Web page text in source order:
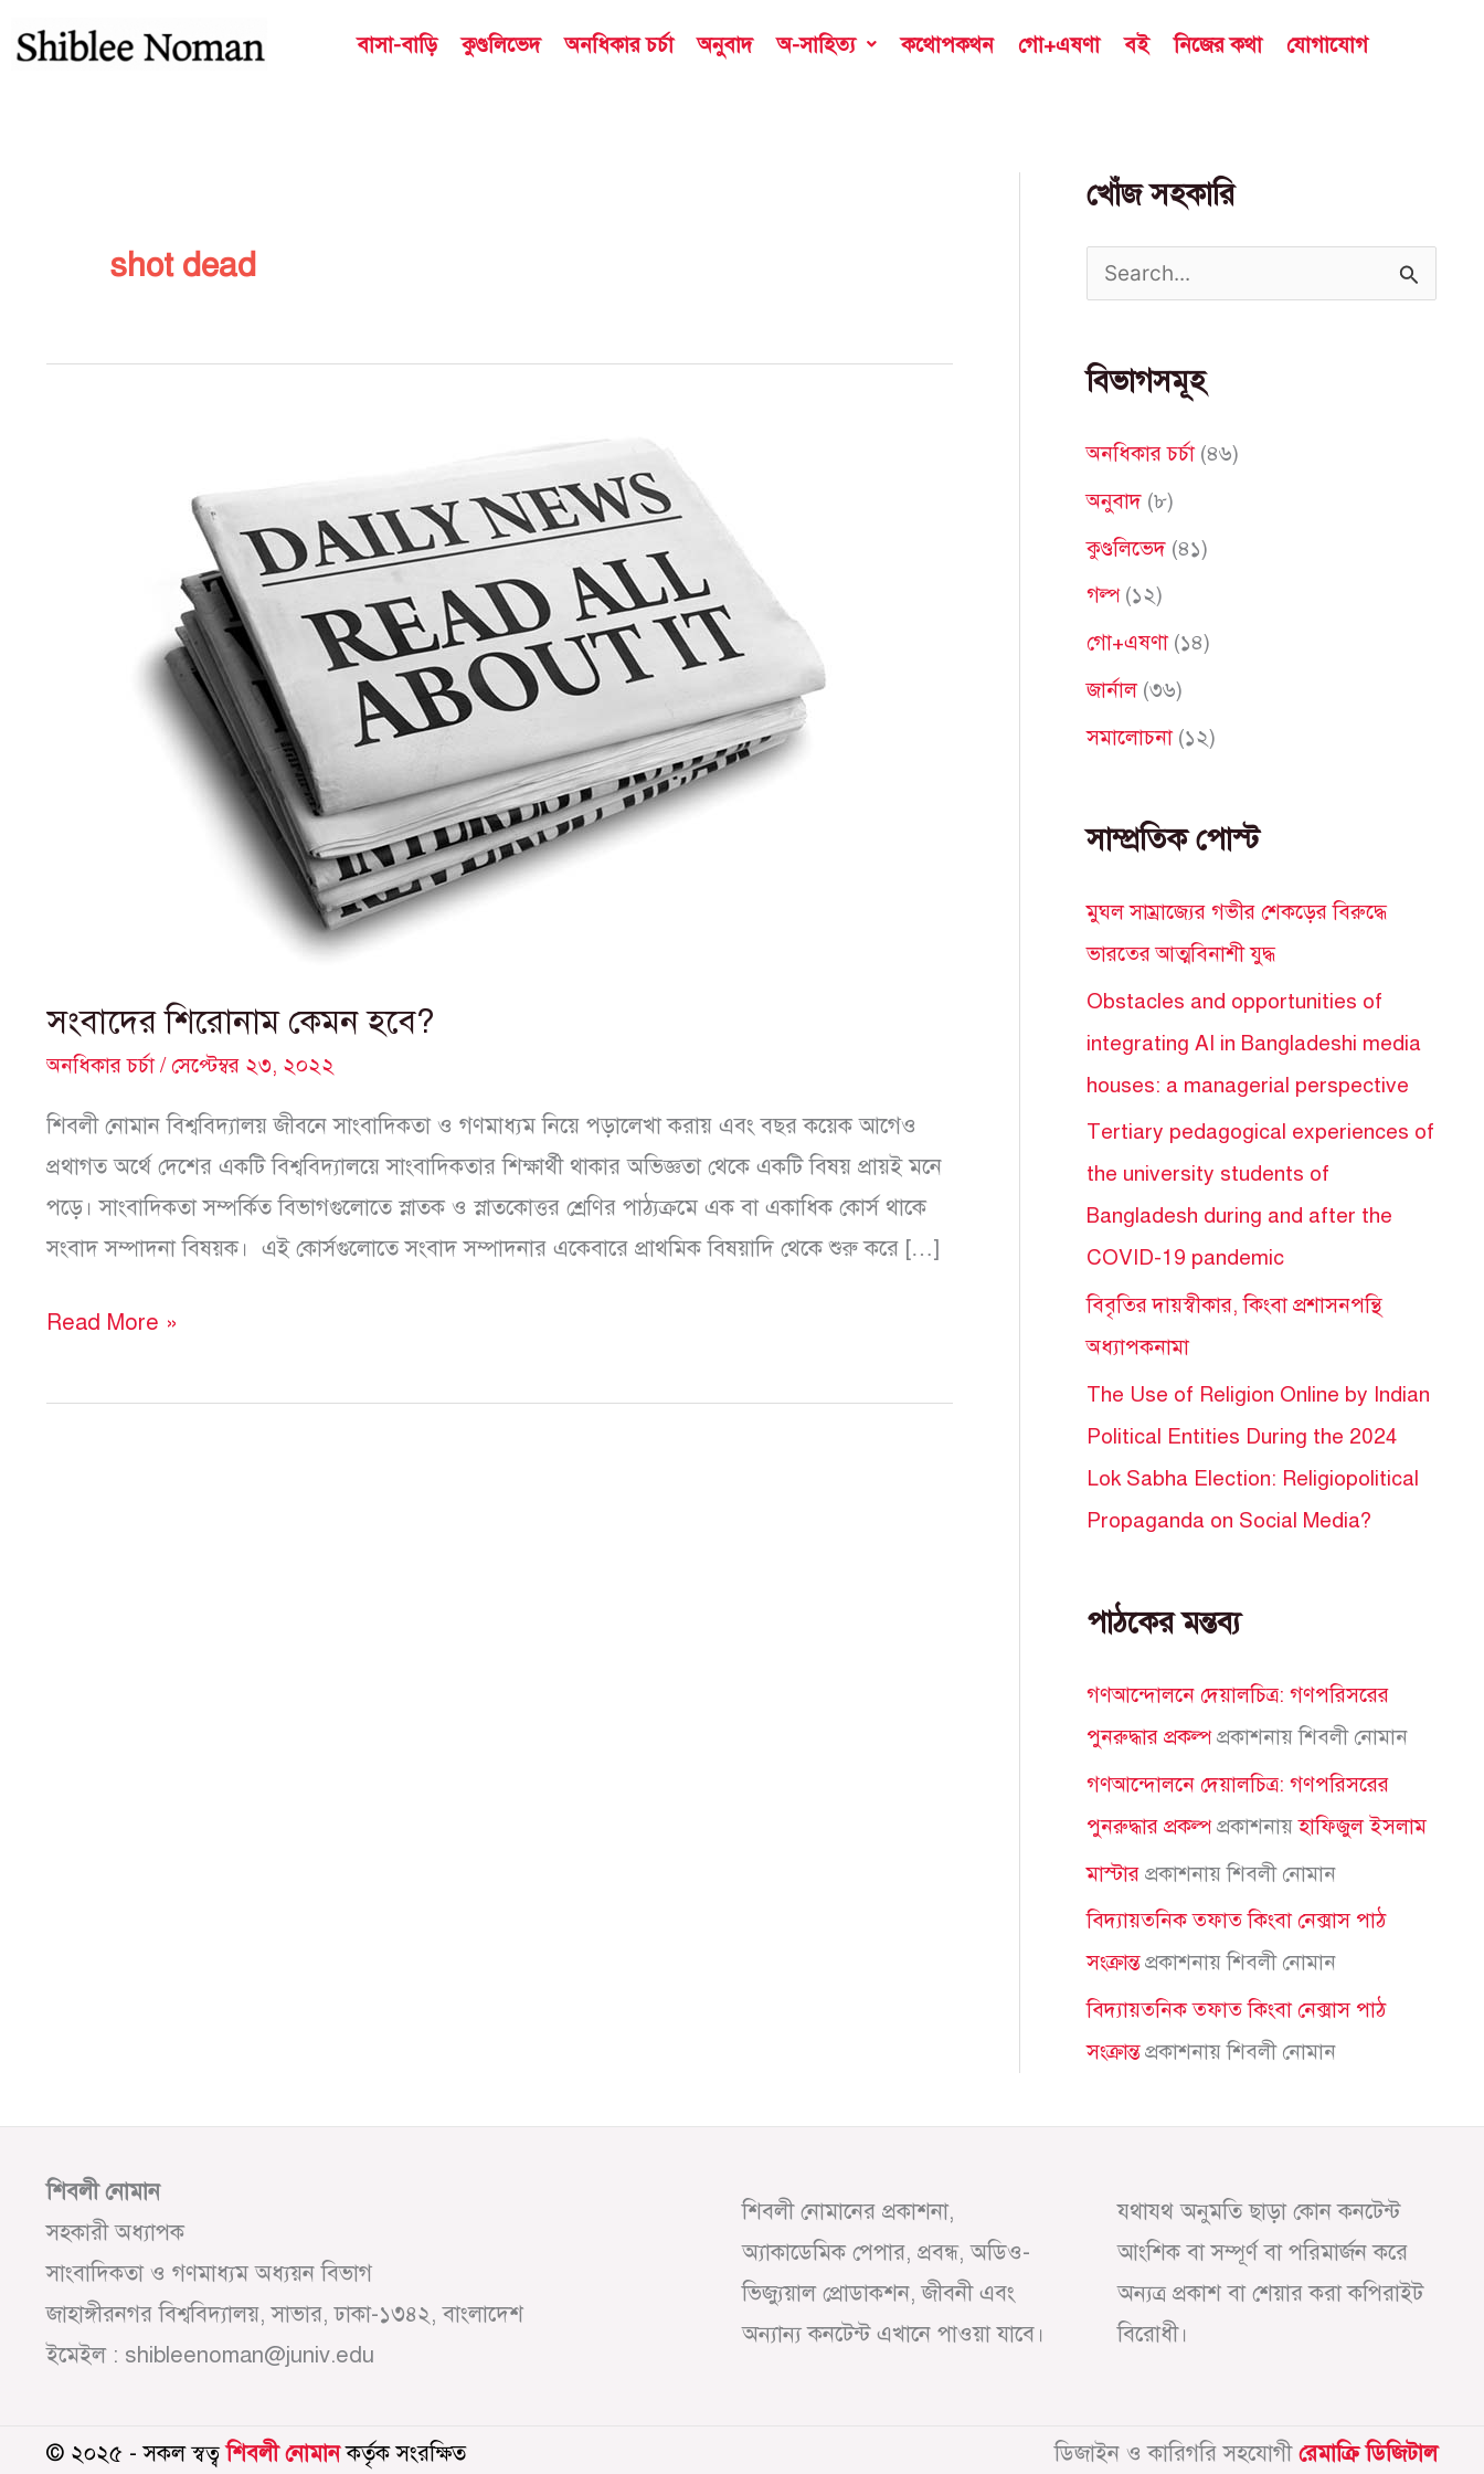
to
বাসা-বাড়ি কুণ্ডলিভেদ অনধিকার চর্চা অনুবাদ অ-সাহিত্য কথোপকথন গো+এষণা বই নিজের কথা যোগাযোগ
shot dead
সংবাদের শিরোনাম কেমন হবে?
অনধিকার চর্চা/সেপ্টেম্বর ২৩, ২০২২
শিবলী নোমান বিশ্ববিদ্যালয় জীবনে সাংবাদিকতা ও গণমাধ্যম নিয়ে পড়ালেখা করায় এবং বছর কয়েক আগেও
প্রথাগত অর্থে দেশের একটি বিশ্ববিদ্যালয়ে সাংবাদিকতার শিক্ষার্থী থাকার অভিজ্ঞতা থেকে একটি বিষয় প্রায়ই মনে
পড়ে। সাংবাদিকতা সম্পর্কিত বিভাগগুলোতে স্নাতক ও স্নাতকোত্তর শ্রেণির পাঠ্যক্রমে এক বা একাধিক কোর্স থাকে
সংবাদ সম্পাদনা বিষয়ক। এই কোর্সগুলোতে সংবাদ সম্পাদনার একেবারে প্রাথমিক বিষয়াদি থেকে শুরু করে […]
Read More »
খোঁজ সহকারি
a
c
h
:
বিভাগসমূহ
অনধিকার চর্চা(৪৬)
অনুবাদ (৮)
কুণ্ডলিভেদ (৪১)
গল্প(১২)
গো+এষণা(১৪)
জার্নাল(৩৬)
সমালোচনা(১২)
সাম্প্রতিক পোস্ট
মুঘল সাম্রাজ্যের গভীর শেকড়ের বিরুদ্ধে
ভারতের আত্মবিনাশী যুদ্ধ
Obstacles and opportunities of
integrating AI in Bangladeshi media
houses: a managerial perspective
Tertiary pedagogical experiences of
the university students of
Bangladesh during and after the
COVID-19 pandemic
বিবৃতির দায়স্বীকার, কিংবা প্রশাসনপন্থি
অধ্যাপকনামা
The Use of Religion Online by Indian
Political Entities During the 2024
Lok Sabha Election: Religiopolitical
Propaganda on Social Media?
পাঠকের মন্তব্য
গণআন্দোলনে দেয়ালচিত্র: গণপরিসরের
পুনরুদ্ধার প্রকল্পপ্রকাশনায়শিবলী নোমান
গণআন্দোলনে দেয়ালচিত্র: গণপরিসরের
পুনরুদ্ধার প্রকল্পপ্রকাশনায়হাফিজুল ইসলাম
মাস্টার প্রকাশনায়শিবলী নোমান
বিদ্যায়তনিক তফাত কিংবা নেক্সাস পাঠ
সংক্রান্তপ্রকাশনায়শিবলী নোমান
বিদ্যায়তনিক তফাত কিংবা নেক্সাস পাঠ
সংক্রান্তপ্রকাশনায়শিবলী নোমান
শিবলী নোমান
সহকারী অধ্যাপক
সাংবাদিকতা ও গণমাধ্যম অধ্যয়ন বিভাগ
জাহাঙ্গীরনগর বিশ্ববিদ্যালয়, সাভার, ঢাকা-১৩৪২, বাংলাদেশ
ইমেইল : shibleenoman@juniv.edu
শিবলী নোমানের প্রকাশনা,
অ্যাকাডেমিক পেপার, প্রবন্ধ, অডিও-
ভিজ্যুয়াল প্রোডাকশন, জীবনী এবং
অন্যান্য কনটেন্ট এখানে পাওয়া যাবে।
যথাযথ অনুমতি ছাড়া কোন কনটেন্ট
আংশিক বা সম্পূর্ণ বা পরিমার্জন করে
অন্যত্র প্রকাশ বা শেয়ার করা কপিরাইট
বিরোধী।
© ২০২৫ - সকল স্বত্বশিবলী নোমানকর্তৃক সংরক্ষিত ডিজাইন ও কারিগরি সহযোগী রেমাক্রি ডিজিটাল